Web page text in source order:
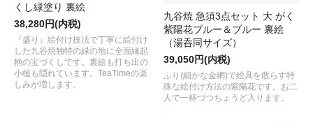
くし緑塗り 裏絵
38,280円(内税)
『盛り』絵付け技法で丁寧に絵付け
した九谷焼独特の緑の地に全面縁起
柄の宝づくしです。裏絵も打ち出の
小槌も隠れています。TeaTimeの楽
しみが増します。
九谷焼 急須3点セット 大 がく
紫陽花ブルー＆ブルー 裏絵
（湯呑同サイズ）
39,050円(内税)
ふり(細かな金網)で絵具を散らす特
殊な絵付け方法の紫陽花です。お二
人で一杯づつちょうど入ります。